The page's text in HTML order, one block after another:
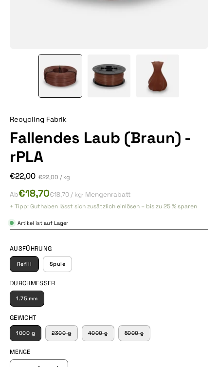
Recycling Fabrik
Fallendes Laub (Braun) -
rPLA
€22,00 Stückpreis
€22,00 /pro
kg
Ab€18,70€18,70 / kg· Mengenrabatt
+ Tipp: Guthaben lässt sich zusätzlich einlösen – bis zu 25 % sparen
Artikel ist auf Lager
AUSFÜHRUNG
Refill Spule
DURCHMESSER
1.75 mm
GEWICHT
1000 g 2300 g 4000 g 5000 g
MENGE
Menge